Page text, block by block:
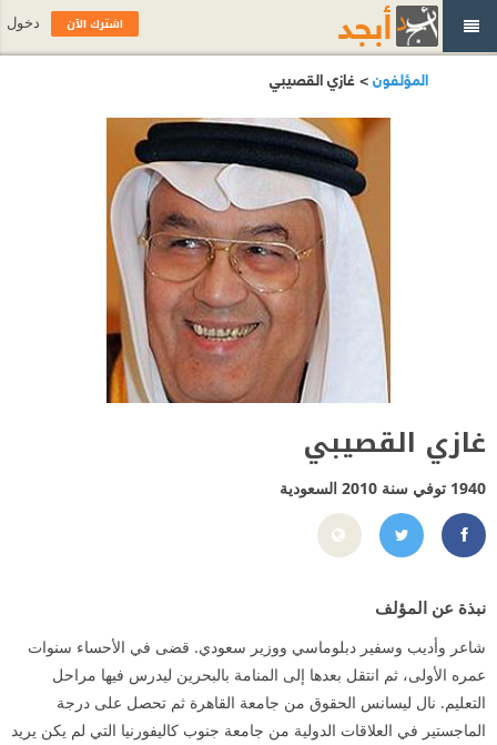
المؤلفون> غازي القصيبي
غازي القصيبي
1940 توفي سنة 2010 السعودية
42892046116
https://twitter.com/#!/GhaziQuotes
نبذة عن المؤلف
شاعر وأديب وسفير دبلوماسي ووزير سعودي. قضى في الأحساء سنوات
عمره الأولى، ثم انتقل بعدها إلى المنامة بالبحرين ليدرس فيها مراحل
التعليم. نال ليسانس الحقوق من جامعة القاهرة ثم تحصل على درجة
الماجستير في العلاقات الدولية من جامعة جنوب كاليفورنيا التي لم يكن يريد
اشترك الآن دخول